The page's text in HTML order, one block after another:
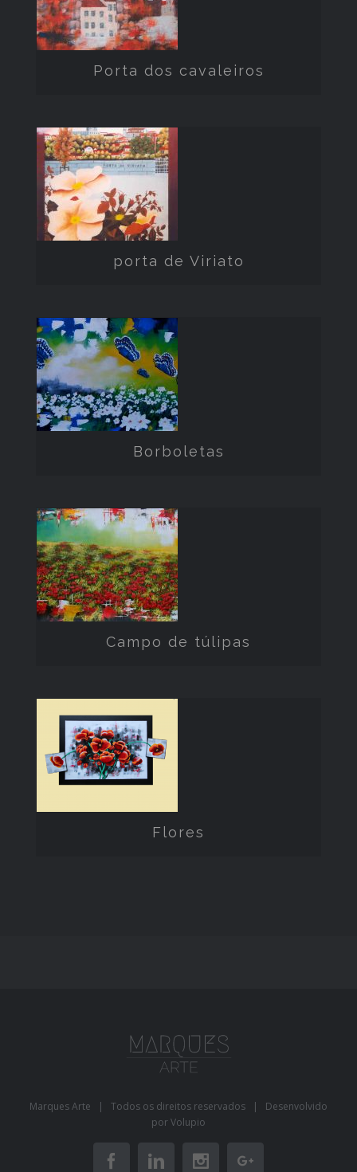
cavaleiros
Porta dos cavaleiros
porta de
Viriato
porta de Viriato
Borboletas
Borboletas
Campo de
túlipas
Campo de túlipas
Flores
Flores
Marques Arte | Todos os direitos reservados | Desenvolvido
porVolupio
FacebookLinkedinInstagramGoogle+